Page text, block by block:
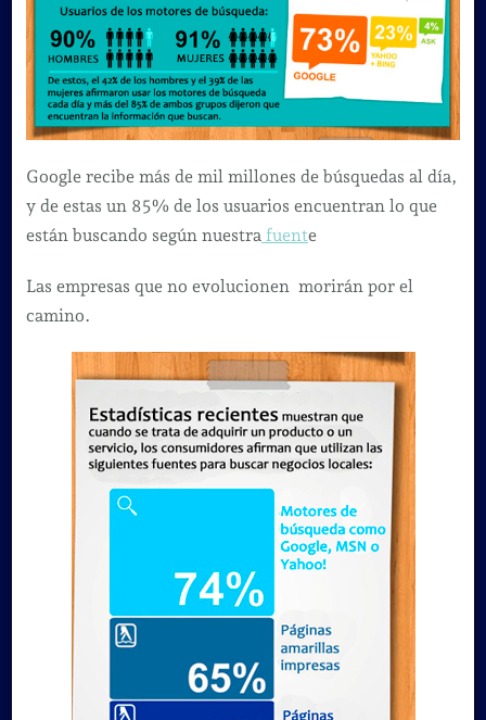
Google recibe más de mil millones de búsquedas al día,
y de estas un 85% de los usuarios encuentran lo que
están buscando según nuestrafuente
Las empresas que no evolucionen morirán por el
camino.